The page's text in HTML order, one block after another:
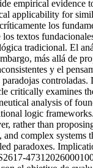
empirical evidence
applicability for
los
textos
tradicional. El
más allá de
y el
critically examines
analysis of
logic
rather than
complex systems
paradoxes.